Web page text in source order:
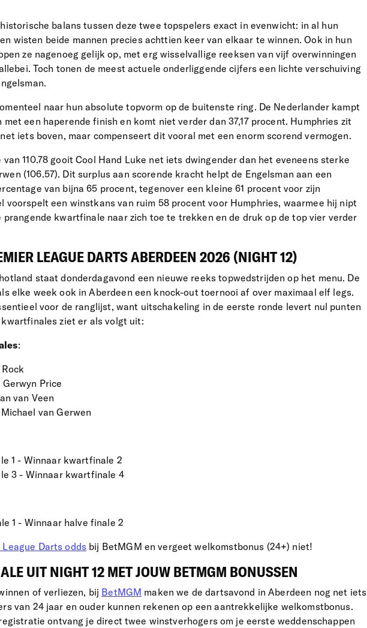
balans tussen deze twee topspelers exact in evenwicht: in al hun
wisten beide mannen precies achttien keer van elkaar te winnen. Ook in hun
ze nagenoeg gelijk op, met erg wisselvallige reeksen van vijf overwinningen
Toch tonen de meest actuele onderliggende cijfers een lichte verschuiving
naar hun absolute topvorm op de buitenste ring. De Nederlander kampt
een haperende finish en komt niet verder dan 37,17 procent. Humphries zit
iets boven, maar compenseert dit vooral met een enorm scorend vermogen.
110.78 gooit Cool Hand Luke net iets dwingender dan het eveneens sterke
(106.57). Dit surplus aan scorende kracht helpt de Engelsman aan een
van bijna 65 procent, tegenover een kleine 61 procent voor zijn
voorspelt een winstkans van ruim 58 procent voor Humphries, waarmee hij nipt
prangende kwartfinale naar zich toe te trekken en de druk op de top vier verder
LEAGUE DARTS ABERDEEN 2026 (NIGHT 12)
staat donderdagavond een nieuwe reeks topwedstrijden op het menu. De
elke week ook in Aberdeen een knock-out toernooi af over maximaal elf legs.
voor de ranglijst, want uitschakeling in de eerste ronde levert nul punten
ziet er als volgt uit:
:
Price
van Veen
van Gerwen
1 - Winnaar kwartfinale 2
3 - Winnaar kwartfinale 4
1 - Winnaar halve finale 2
League Darts odds bij BetMGM en vergeet welkomstbonus (24+) niet!
UIT NIGHT 12 MET JOUW BETMGM BONUSSEN
of verliezen, bij BetMGM maken we de dartsavond in Aberdeen nog net iets
van 24 jaar en ouder kunnen rekenen op een aantrekkelijke welkomstbonus.
ontvang je direct twee winstverhogers om je eerste weddenschappen